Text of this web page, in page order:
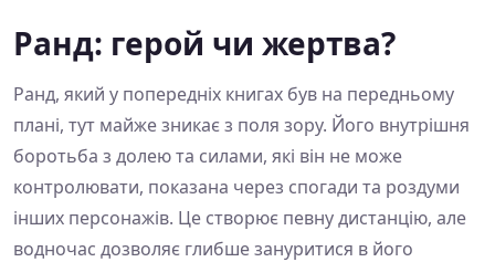
Ранд: герой чи жертва?
Ранд, який у попередніх книгах був на передньому
плані, тут майже зникає з поля зору. Його внутрішня
боротьба з долею та силами, які він не може
контролювати, показана через спогади та роздуми
інших персонажів. Це створює певну дистанцію, але
водночас дозволяє глибше зануритися в його